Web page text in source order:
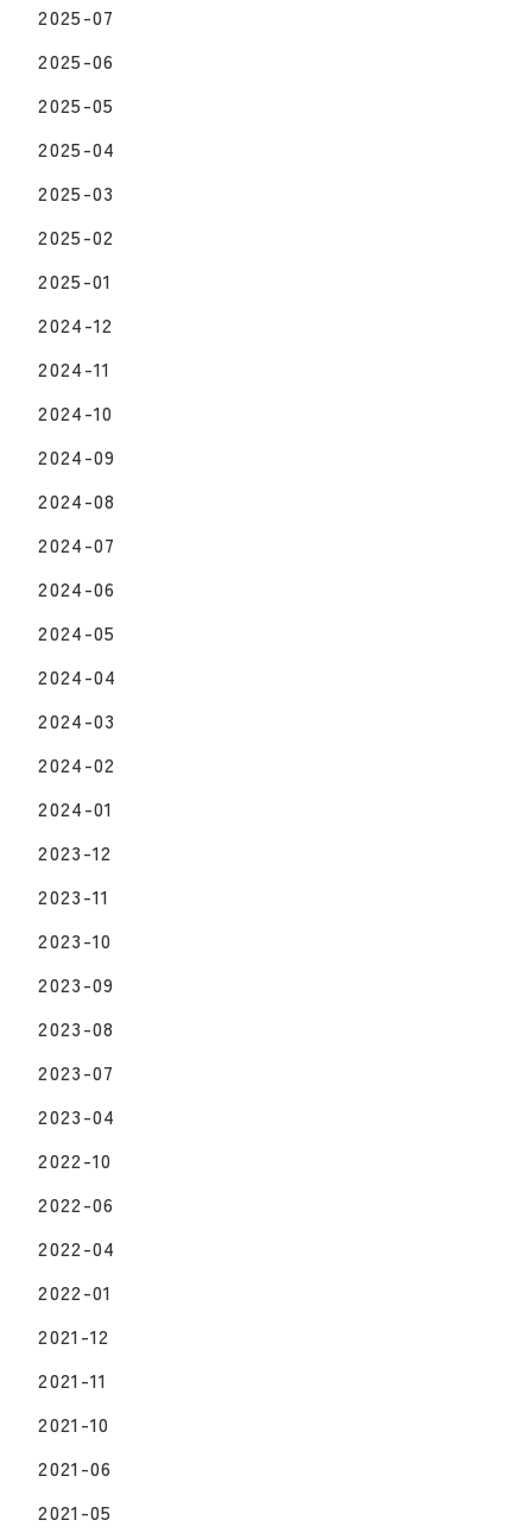
2025-07
2025-06
2025-05
2025-04
2025-03
2025-02
2025-01
2024-12
2024-11
2024-10
2024-09
2024-08
2024-07
2024-06
2024-05
2024-04
2024-03
2024-02
2024-01
2023-12
2023-11
2023-10
2023-09
2023-08
2023-07
2023-04
2022-10
2022-06
2022-04
2022-01
2021-12
2021-11
2021-10
2021-06
2021-05